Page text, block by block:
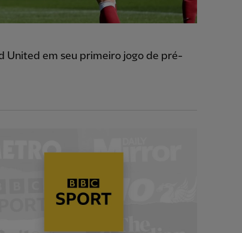
United em seu primeiro jogo de pré-